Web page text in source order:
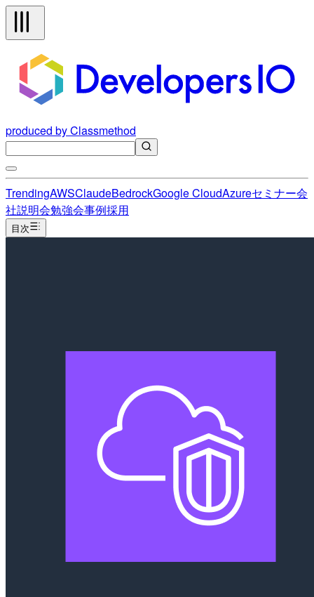
produced by Classmethod
TrendingAWSClaudeBedrockGoogle CloudAzureセミナー会
社説明会勉強会事例採用
目次